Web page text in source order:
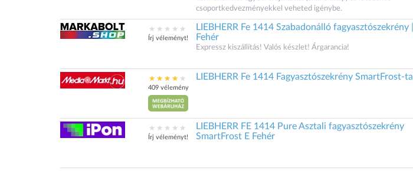
csoportkedvezményekkel veheted igénybe.
Írj véleményt!
LIEBHERR Fe 1414 Szabadonálló fagyasztószekrény |
Fehér
Expressz kiszállítás! Valós készlet! Árgarancia!
409 vélemény
LIEBHERR Fe 1414 Fagyasztószekrény SmartFrost-tal
Írj véleményt!
LIEBHERR FE 1414 Pure Asztali fagyasztószekrény
SmartFrost E Fehér